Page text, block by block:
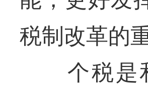
税制改革的
个税是和